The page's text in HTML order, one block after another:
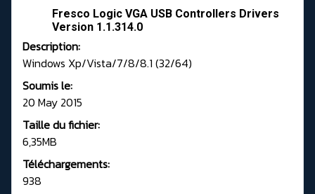
Fresco Logic VGA USB Controllers Drivers
Version 1.1.314.0
Description:
Windows Xp/Vista/7/8/8.1 (32/64)
Soumis le:
20 May 2015
Taille du fichier:
6,35MB
Téléchargements:
938